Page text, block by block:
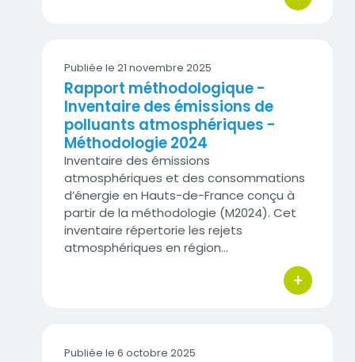
Publiée le 21 novembre 2025
Rapport méthodologique -
Inventaire des émissions de
polluants atmosphériques -
Méthodologie 2024
Inventaire des émissions
atmosphériques et des consommations
d’énergie en Hauts-de-France conçu à
partir de la méthodologie (M2024). Cet
inventaire répertorie les rejets
atmosphériques en région…
+
bouton
Publiée le 6 octobre 2025